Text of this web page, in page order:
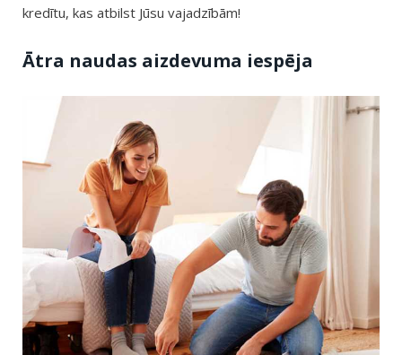
kredītu, kas atbilst Jūsu vajadzībām!
Ātra naudas aizdevuma iespēja